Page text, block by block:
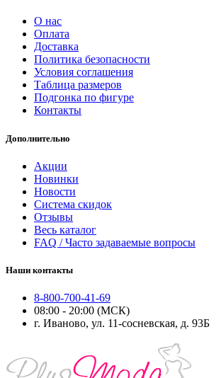
О нас
Оплата
Доставка
Политика безопасности
Условия соглашения
Таблица размеров
Подгонка по фигуре
Контакты
Дополнительно
Акции
Новинки
Новости
Система скидок
Отзывы
Весь каталог
FAQ / Часто задаваемые вопросы
Наши контакты
8-800-700-41-69
08:00 - 20:00 (МСК)
г. Иваново, ул. 11-сосневская, д. 93Б